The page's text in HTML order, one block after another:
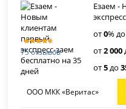
75 отзывов
Езаем -
от0%
от2 000
от5до
ООО МКК «Веритас»